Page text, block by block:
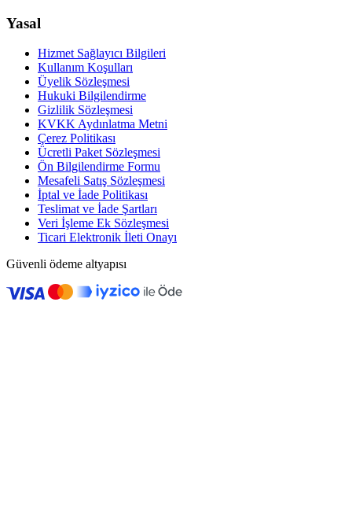
Yasal
Hizmet Sağlayıcı Bilgileri
Kullanım Koşulları
Üyelik Sözleşmesi
Hukuki Bilgilendirme
Gizlilik Sözleşmesi
KVKK Aydınlatma Metni
Çerez Politikası
Ücretli Paket Sözleşmesi
Ön Bilgilendirme Formu
Mesafeli Satış Sözleşmesi
İptal ve İade Politikası
Teslimat ve İade Şartları
Veri İşleme Ek Sözleşmesi
Ticari Elektronik İleti Onayı
Güvenli ödeme altyapısı